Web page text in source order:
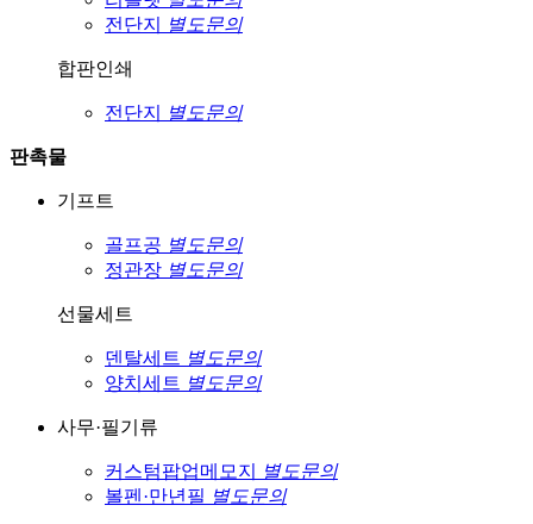
전단지
별도문의
합판인쇄
전단지 별도문의
판촉물
기프트
골프공 별도문의
정관장 별도문의
선물세트
덴탈세트 별도문의
양치세트 별도문의
사무·필기류
커스텀팝업메모지
별도문의
볼펜·만년필 별도문의